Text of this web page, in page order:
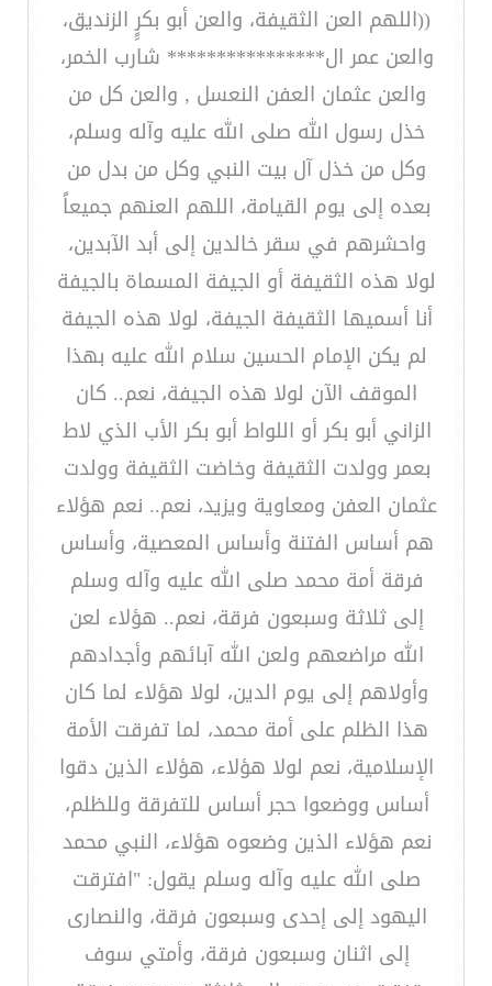
((اللهم العن الثقيفة، والعن أبو بكرٍِ الزنديق،
والعن عمر ال**************** شارب الخمر،
والعن عثمان العفن النعسل , والعن كل من
خذل رسول الله صلى الله عليه وآله وسلم،
وكل من خذل آل بيت النبي وكل من بدل من
بعده إلى يوم القيامة، اللهم العنهم جميعاً
واحشرهم في سقر خالدين إلى أبد الآبدين،
لولا هذه الثقيفة أو الجيفة المسماة بالجيفة
أنا أسميها الثقيفة الجيفة، لولا هذه الجيفة
لم يكن الإمام الحسين سلام الله عليه بهذا
الموقف الآن لولا هذه الجيفة، نعم.. كان
الزاني أبو بكر أو اللواط أبو بكر الأب الذي لاط
بعمر وولدت الثقيفة وخاضت الثقيفة وولدت
عثمان العفن ومعاوية ويزيد، نعم.. نعم هؤلاء
هم أساس الفتنة وأساس المعصية، وأساس
فرقة أمة محمد صلى الله عليه وآله وسلم
إلى ثلاثة وسبعون فرقة، نعم.. هؤلاء لعن
الله مراضعهم ولعن الله آبائهم وأجدادهم
وأولاهم إلى يوم الدين، لولا هؤلاء لما كان
هذا الظلم على أمة محمد، لما تفرقت الأمة
الإسلامية، نعم لولا هؤلاء، هؤلاء الذين دقوا
أساس ووضعوا حجر أساس للتفرقة وللظلم،
نعم هؤلاء الذين وضعوه هؤلاء، النبي محمد
صلى الله عليه وآله وسلم يقول: "افترقت
اليهود إلى إحدى وسبعون فرقة، والنصارى
إلى اثنان وسبعون فرقة، وأمتي سوف